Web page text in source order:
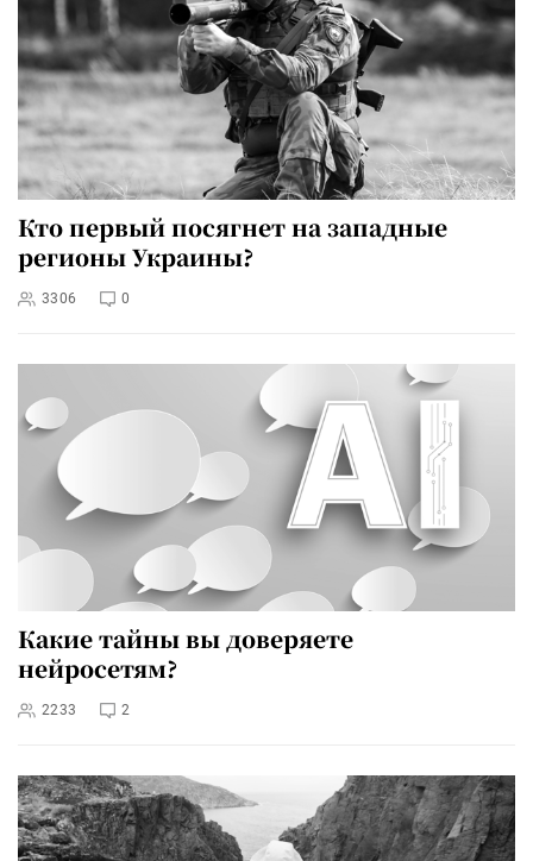
Кто первый посягнет на западные
регионы Украины?
3306 0
Какие тайны вы доверяете
нейросетям?
2233 2